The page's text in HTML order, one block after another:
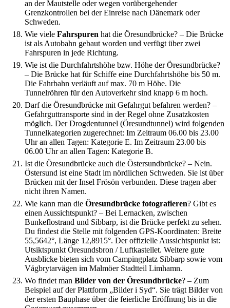
an der Mautstelle oder wegen vorübergehender
Grenzkontrollen bei der Einreise nach Dänemark oder
Schweden.
Wie viele Fahrspuren hat die Öresundbrücke? – Die Brücke
ist als Autobahn gebaut worden und verfügt über zwei
Fahrspuren in jede Richtung.
Wie ist die Durchfahrtshöhe bzw. Höhe der Öresundbrücke?
– Die Brücke hat für Schiffe eine Durchfahrtshöhe bis 50 m.
Die Fahrbahn verläuft auf max. 70 m Höhe. Die
Tunnelröhren für den Autoverkehr sind knapp 6 m hoch.
Darf die Öresundbrücke mit Gefahrgut befahren werden? –
Gefahrguttransporte sind in der Regel ohne Zusatzkosten
möglich. Der Drogdentunnel (Öresundtunnel) wird folgenden
Tunnelkategorien zugerechnet: Im Zeitraum 06.00 bis 23.00
Uhr an allen Tagen: Kategorie E. Im Zeitraum 23.00 bis
06.00 Uhr an allen Tagen: Kategorie B.
Ist die Öresundbrücke auch die Östersundbrücke? – Nein.
Östersund ist eine Stadt im nördlichen Schweden. Sie ist über
Brücken mit der Insel Frösön verbunden. Diese tragen aber
nicht ihren Namen.
Wie kann man die Öresundbrücke fotografieren? Gibt es
einen Aussichtspunkt? – Bei Lernacken, zwischen
Bunkeflostrand und Sibbarp, ist die Brücke perfekt zu sehen.
Du findest die Stelle mit folgenden GPS-Koordinaten: Breite
55,5642°, Länge 12,8915°. Der offizielle Aussichtspunkt ist:
Utsiktspunkt Öresundsbron / Luftkastellet. Weitere gute
Ausblicke bieten sich vom Campingplatz Sibbarp sowie vom
Vågbrytarvägen im Malmöer Stadtteil Limhamn.
Wo findet man Bilder von der Öresundbrücke? – Zum
Beispiel auf der Plattform „Bilder i Syd“. Sie trägt Bilder von
der ersten Bauphase über die feierliche Eröffnung bis in die